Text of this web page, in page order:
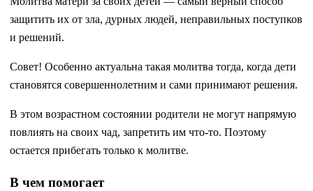
защитить их от зла, дурных людей, неправильных поступков
и решений.
Совет! Особенно актуальна такая молитва тогда, когда дети
становятся совершеннолетним и сами принимают решения.
В этом возрастном состоянии родители не могут напрямую
повлиять на своих чад, запретить им что-то. Поэтому
остается прибегать только к молитве.
В чем помогает